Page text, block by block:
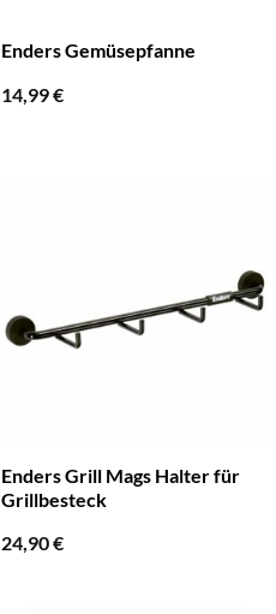
Enders Gemüsepfanne
14,99€
Enders Grill Mags Halter für
Grillbesteck
24,90€